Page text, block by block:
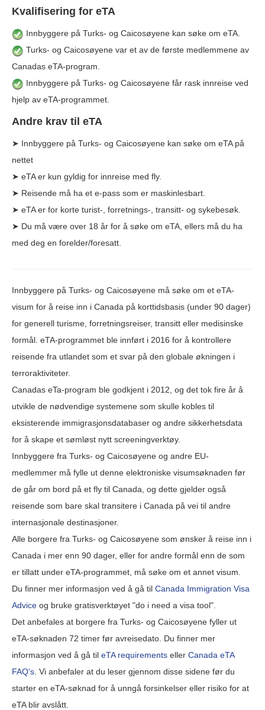
Kvalifisering for eTA
Innbyggere på Turks- og Caicosøyene kan søke om eTA.
Turks- og Caicosøyene var et av de første medlemmene av
Canadas eTA-program.
Innbyggere på Turks- og Caicosøyene får rask innreise ved
hjelp av eTA-programmet.
Andre krav til eTA
➤ Innbyggere på Turks- og Caicosøyene kan søke om eTA på
nettet
➤ eTA er kun gyldig for innreise med fly.
➤ Reisende må ha et e-pass som er maskinlesbart.
➤ eTA er for korte turist-, forretnings-, transitt- og sykebesøk.
➤ Du må være over 18 år for å søke om eTA, ellers må du ha
med deg en forelder/foresatt.
Innbyggere på Turks- og Caicosøyene må søke om et eTA-
visum for å reise inn i Canada på korttidsbasis (under 90 dager)
for generell turisme, forretningsreiser, transitt eller medisinske
formål. eTA-programmet ble innført i 2016 for å kontrollere
reisende fra utlandet som et svar på den globale økningen i
terroraktiviteter.
Canadas eTa-program ble godkjent i 2012, og det tok fire år å
utvikle de nødvendige systemene som skulle kobles til
eksisterende immigrasjonsdatabaser og andre sikkerhetsdata
for å skape et sømløst nytt screeningverktøy.
Innbyggere fra Turks- og Caicosøyene og andre EU-
medlemmer må fylle ut denne elektroniske visumsøknaden før
de går om bord på et fly til Canada, og dette gjelder også
reisende som bare skal transitere i Canada på vei til andre
internasjonale destinasjoner.
Alle borgere fra Turks- og Caicosøyene som ønsker å reise inn i
Canada i mer enn 90 dager, eller for andre formål enn de som
er tillatt under eTA-programmet, må søke om et annet visum.
Du finner mer informasjon ved å gå til Canada Immigration Visa
Advice og bruke gratisverktøyet "do i need a visa tool".
Det anbefales at borgere fra Turks- og Caicosøyene fyller ut
eTA-søknaden 72 timer før avreisedato. Du finner mer
informasjon ved å gå til eTA requirements eller Canada eTA
FAQ's . Vi anbefaler at du leser gjennom disse sidene før du
starter en eTA-søknad for å unngå forsinkelser eller risiko for at
eTA blir avslått.